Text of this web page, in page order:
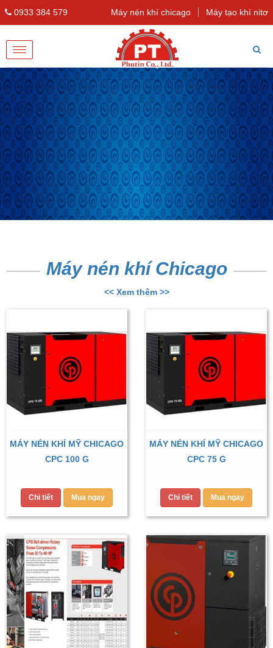
0933 384 579 Máy nén khí chicago Máy tạo khí nitơ
Toggle
navigation
Máy nén khí Chicago
<< Xem thêm >>
MÁY NÉN KHÍ MỸ CHICAGO
CPC 100 G
Chi tiết Mua ngay
MÁY NÉN KHÍ MỸ CHICAGO
CPC 75 G
Chi tiết Mua ngay